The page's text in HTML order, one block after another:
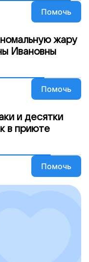
Помочь
жару
Ивановны
Помочь
и десятки
в приюте
Помочь